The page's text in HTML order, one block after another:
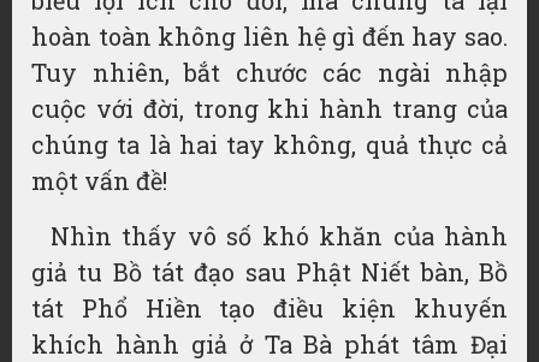
hoàn toàn không liên hệ gì đến hay sao.
Tuy nhiên, bắt chước các ngài nhập
cuộc với đời, trong khi hành trang của
chúng ta là hai tay không, quả thực cả
một vấn đề!
Nhìn thấy vô số khó khăn của hành
giả tu Bồ tát đạo sau Phật Niết bàn, Bồ
tát Phổ Hiền tạo điều kiện khuyến
khích hành giả ở Ta Bà phát tâm Đại